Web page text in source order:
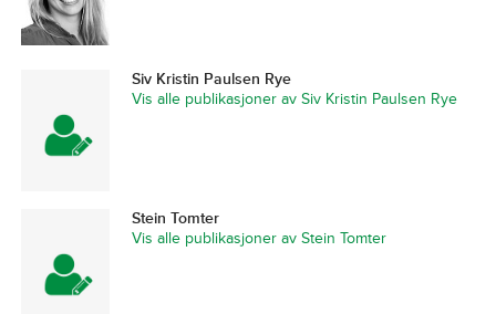
Siv Kristin Paulsen Rye
Vis alle publikasjoner av Siv Kristin Paulsen Rye
Stein Tomter
Vis alle publikasjoner av Stein Tomter